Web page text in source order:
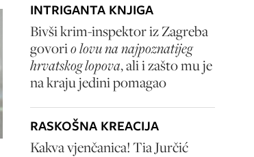
INTRIGANTA KNJIGA
Bivši krim-inspektor iz Zagreba
govorio lovu na najpoznatijeg
hrvatskog lopova, ali i zašto mu je
na kraju jedini pomagao
RASKOŠNA KREACIJA
Kakva vjenčanica! Tia Jurčić